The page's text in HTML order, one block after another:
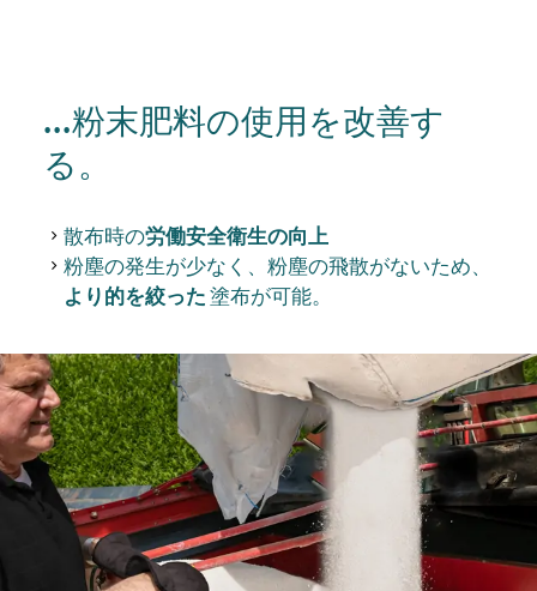
...粉末肥料の使用を改善す
る。
散布時の労働安全衛生の向上
粉塵の発生が少なく、粉塵の飛散がないため、
より的を絞った 塗布が可能。